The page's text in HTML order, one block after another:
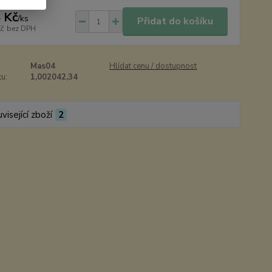
Kč/ks
bez DPH
Přidat do košíku
Mas04
1,002042,34
Hlídat cenu / dostupnost
zboží 2